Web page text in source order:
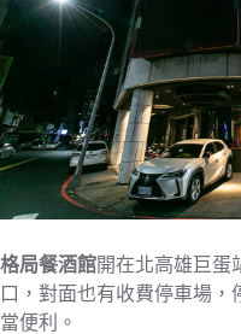
格局餐酒館開在北高雄巨蛋
口，對面也有收費停車場，
當便利。